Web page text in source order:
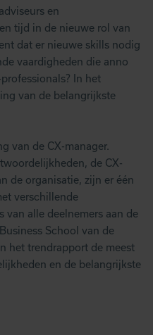
en
tijd in de nieuwe rol van
dat er nieuwe skills nodig
vaardigheden die anno
In het
van de belangrijkste
van de CX-manager.
de CX-
de organisatie, zijn er één
verschillende
alle deelnemers aan de
School van de
het trendrapport de meest
en de belangrijkste